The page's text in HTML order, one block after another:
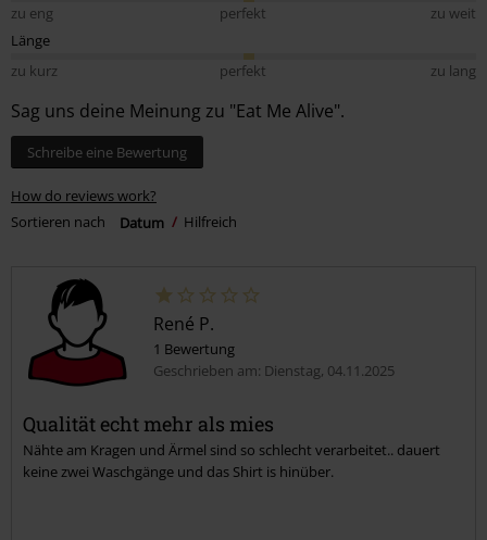
zu eng perfekt
zu weit
Länge
zu kurz
perfekt zu lang
Sag uns deine Meinung zu "Eat Me Alive".
Schreibe eine Bewertung
How do reviews work?
Sortieren nach
Datum Hilfreich
René P.
1 Bewertung
Geschrieben am: Dienstag, 04.11.2025
Qualität echt mehr als mies
Nähte am Kragen und Ärmel sind so schlecht verarbeitet.. dauert
keine zwei Waschgänge und das Shirt is hinüber.